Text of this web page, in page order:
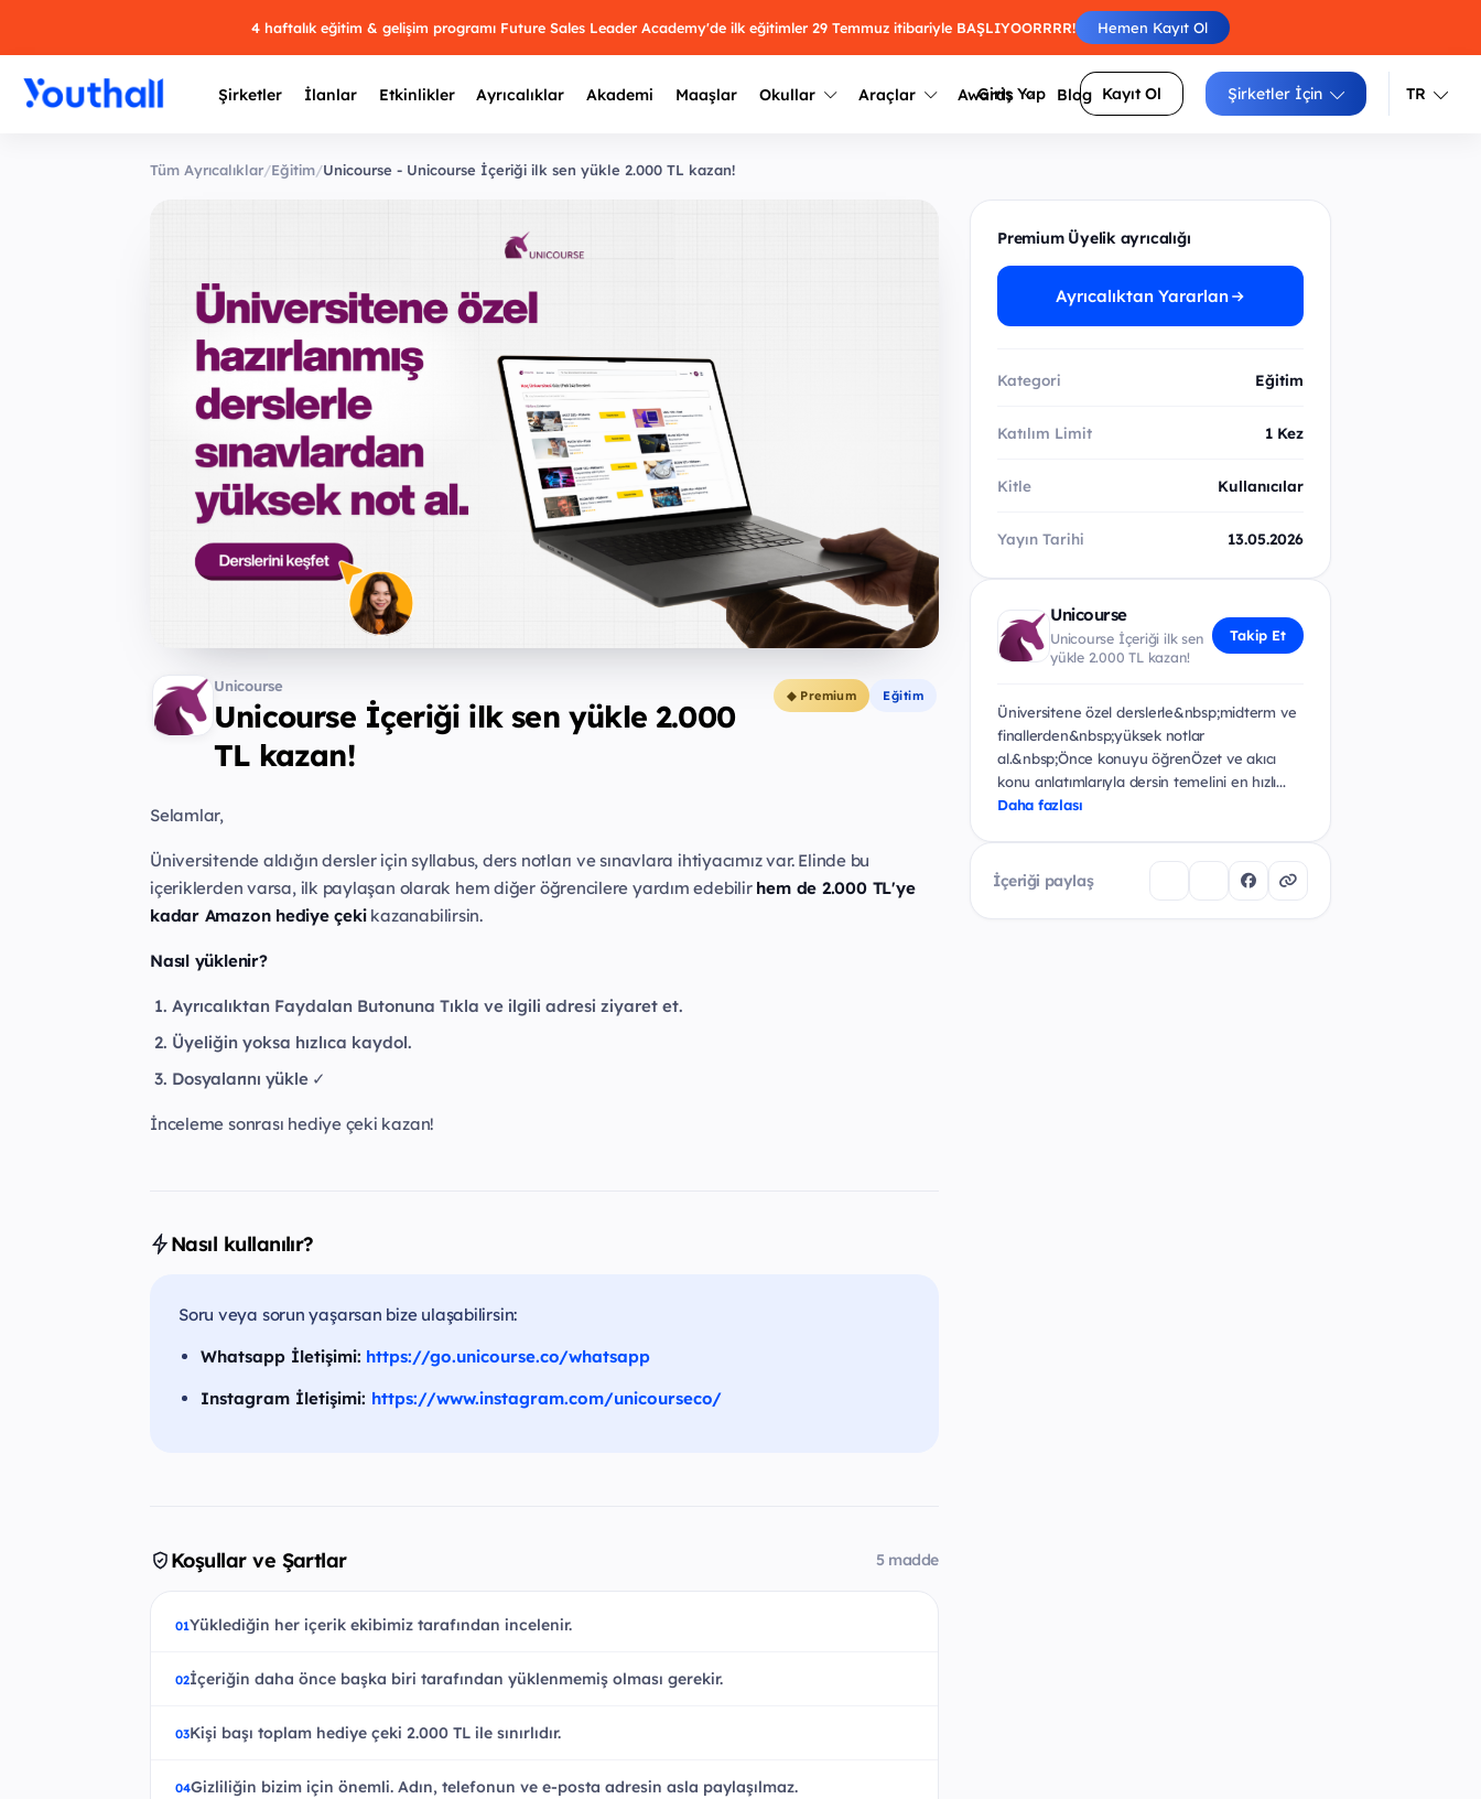
4 haftalık eğitim & gelişim programı Future Sales Leader Academy'de ilk eğitimler 29 Temmuz itibariyle BAŞLIYOORRRR! Hemen Kayıt Ol
Şirketler İlanlar Etkinlikler Ayrıcalıklar Akademi Maaşlar Okullar
Üniversite kulüplerini ve topluluklarını
Araçlar
Engelleri atla, skorunu arkadaşlarınla
yarıştır.
Izgara doldur, zorluğunu seç, puanını
hücrelerden geç.
Awards
29 kategoride en iyileri sen seç.
Oy ver
Blog
Giriş Yap Kayıt Ol Şirketler İçin TR
Tüm Ayrıcalıklar/Eğitim/Unicourse - Unicourse İçeriği ilk sen yükle 2.000 TL kazan!
Unicourse
Unicourse İçeriği ilk sen yükle 2.000
TL kazan!
◆ Premium Eğitim
Selamlar,
Üniversitende aldığın dersler için syllabus, ders notları ve sınavlara ihtiyacımız var. Elinde bu
içeriklerden varsa, ilk paylaşan olarak hem diğer öğrencilere yardım edebilir hem de 2.000 TL'ye
kadar Amazon hediye çekikazanabilirsin.
Nasıl yüklenir?
Ayrıcalıktan Faydalan Butonuna Tıkla ve ilgili adresi ziyaret et.
Üyeliğin yoksa hızlıca kaydol.
Dosyalarını yükle ✓
İnceleme sonrası hediye çeki kazan!
Nasıl kullanılır?
Soru veya sorun yaşarsan bize ulaşabilirsin:
Whatsapp İletişimi: https://go.unicourse.co/whatsapp
Instagram İletişimi: https://www.instagram.com/unicourseco/
Koşullar ve Şartlar 5 madde
Yüklediğin her içerik ekibimiz tarafından incelenir.
İçeriğin daha önce başka biri tarafından yüklenmemiş olması gerekir.
Kişi başı toplam hediye çeki 2.000 TL ile sınırlıdır.
Gizliliğin bizim için önemli. Adın, telefonun ve e-posta adresin asla paylaşılmaz.
Premium Üyelik ayrıcalığı
Ayrıcalıktan Yararlan
Kategori Eğitim
Katılım Limit 1 Kez
Kitle Kullanıcılar
Yayın Tarihi 13.05.2026
Unicourse
Unicourse İçeriği ilk sen
yükle 2.000 TL kazan!
Takip Et
Üniversitene özel derslerle&nbsp;midterm ve
finallerden&nbsp;yüksek notlar
al.&nbsp;Önce konuyu öğrenÖzet ve akıcı
konu anlatımlarıyla dersin temelini en hızlı...
Daha fazlası
İçeriği paylaş